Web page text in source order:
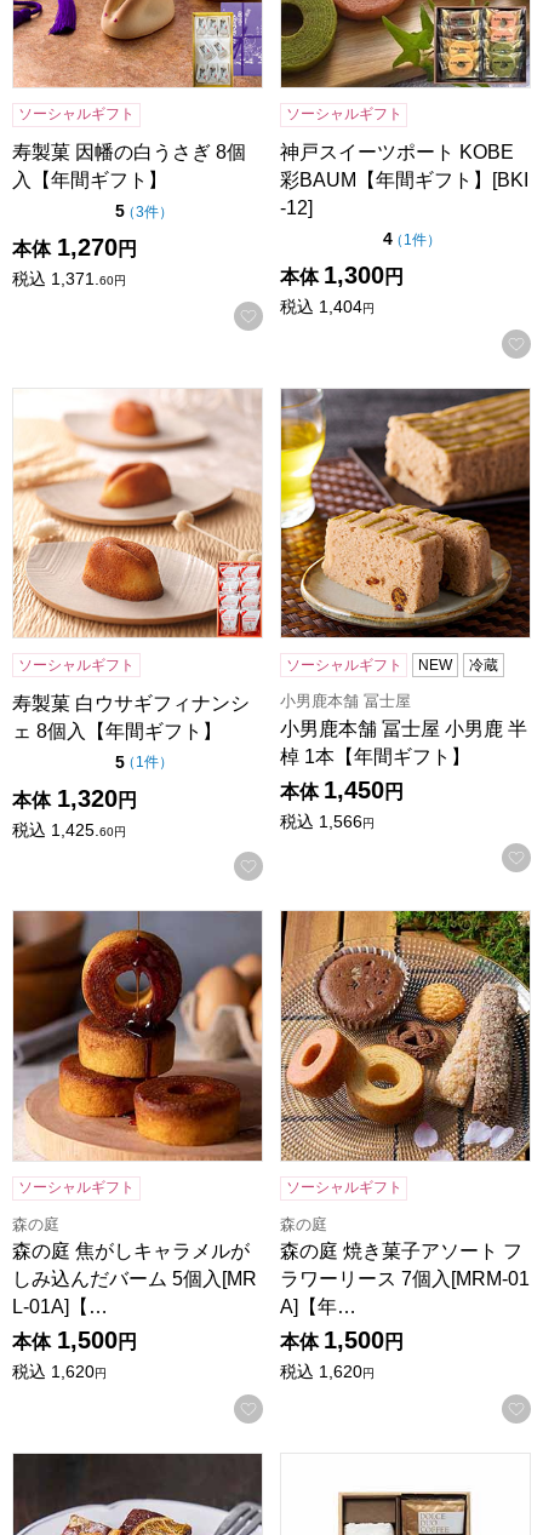
ソーシャルギフト
寿製菓 因幡の白うさぎ 8個
入【年間ギフト】
5点（5点満点中）
（3件の評価
）
本体 1,270円
税込 1,371.60円
お気に入りに登録する
ソーシャルギフト
神戸スイーツポート KOBE
彩BAUM【年間ギフト】[BKI
-12]
4点（5点満点中）
（ 1件の評価
）
本体 1,300円
税込 1,404円
寿製菓 白ウサギフィナンシェ 8個入【年間ギフト】
ソーシャルギフト
寿製菓 白ウサギフィナンシ
ェ 8個入【年間ギフト】
5点（5点満点中）
（ 1件の評価
）
本体 1,320円
税込 1,425.60円
お気に入りに登録する
小男鹿本舗 冨士屋 小男鹿 半
ソーシャルギフト NEW 冷蔵
小男鹿本舗 冨士屋
小男鹿本舗 冨士屋 小男鹿 半
棹 1本【年間ギフト】
本体 1,450円
税込 1,566円
森の庭 焦がしキャラメルがしみ込んだバーム 5個入[MRL-
ソーシャルギフト
森の庭
森の庭 焦がしキャラメルが
しみ込んだバーム 5個入[MR
L-01A]【…
本体 1,500円
税込 1,620円
お気に入りに登録する
森の庭 焼き菓子アソート フ
ソーシャルギフト
森の庭
森の庭 焼き菓子アソート フ
ラワーリース 7個入[MRM-01
A]【年…
本体 1,500円
税込 1,620円